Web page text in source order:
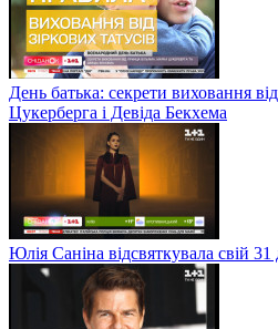
День батька: секрети виховання
Цукерберга і Девіда Бекхема
Юлія Саніна відсвяткувала свій